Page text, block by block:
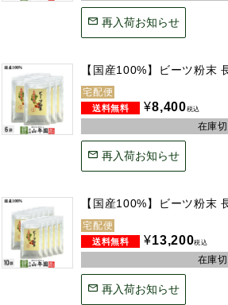
再入荷お知らせ
【国産100%】ビーツ粉末
宅配便
¥8,400税込
在庫
再入荷お知らせ
【国産100%】ビーツ粉末
宅配便
¥13,200税込
在庫
再入荷お知らせ